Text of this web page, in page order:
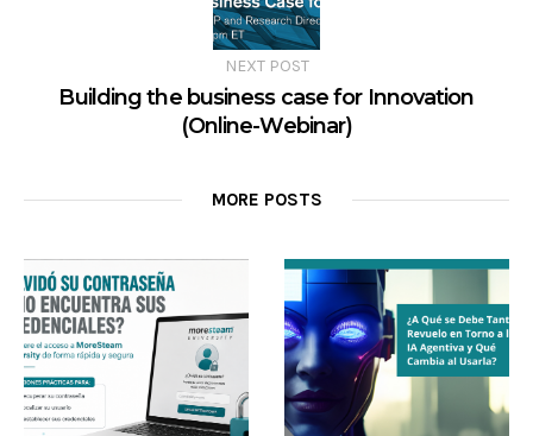
NEXT POST
Building the business case for Innovation
(Online-Webinar)
MORE POSTS